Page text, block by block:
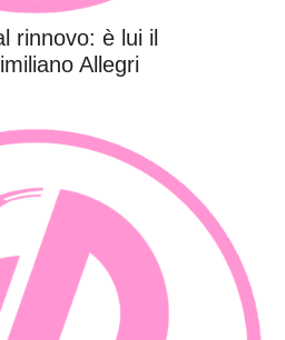
rinnovo: è lui il
Allegri